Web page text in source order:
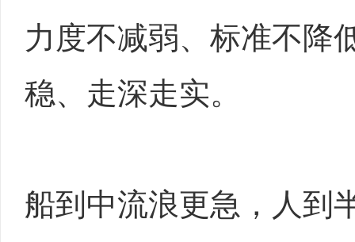
力度不减弱、标准不降
稳、走深走实。
船到中流浪更急，人到